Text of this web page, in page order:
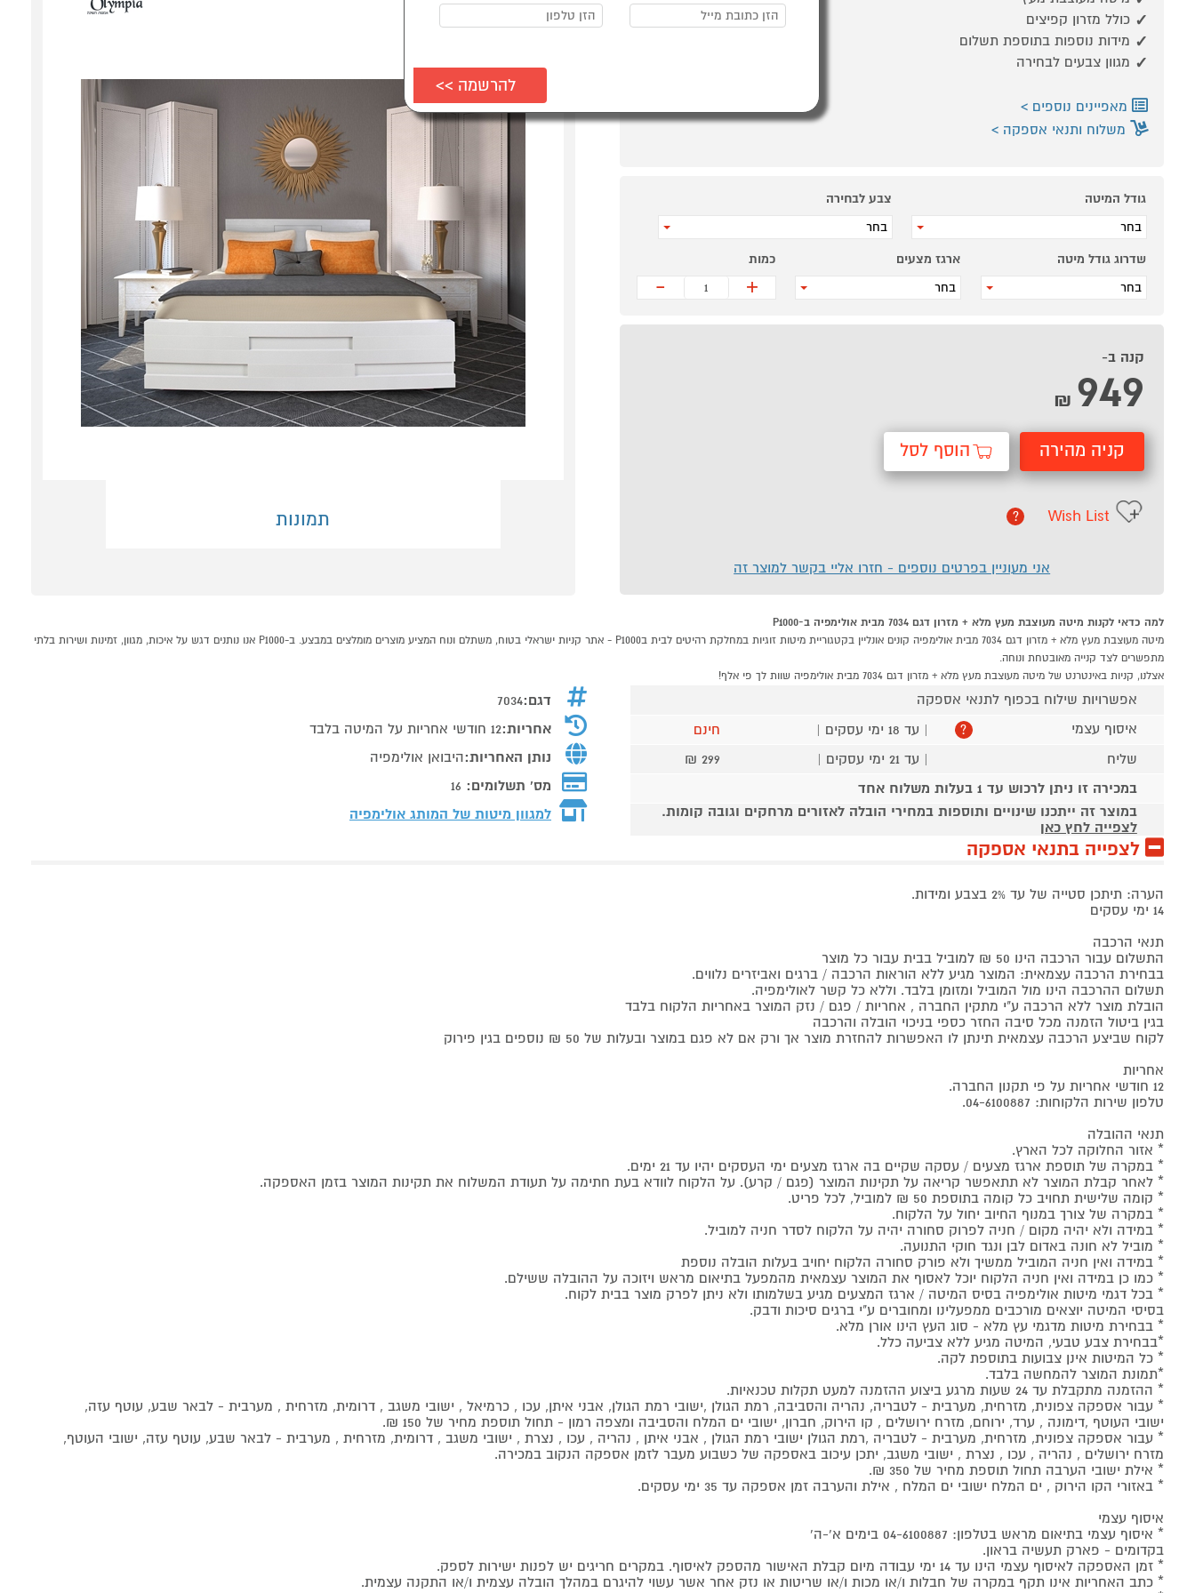
תמונות
כולל מזרון קפיצים
מידות נוספות בתוספת תשלום
מגוון צבעים לבחירה
מאפיינים נוספים
משלוח ותנאי אספקה
גודל המיטה
בחר
צבע לבחירה
בחר
שדרוג גודל מיטה
בחר
ארגז מצעים
בחר
כמות
+
-
קנה ב-
949
₪
קניה מהירה הוסף לסל
Wish List
?
אני מעוניין בפרטים נוספים - חזרו אליי בקשר למוצר זה
למה כדאי לקנות מיטה מעוצבת מעץ מלא + מזרון דגם 7034 מבית אולימפיה ב-P1000
מיטה מעוצבת מעץ מלא + מזרון דגם 7034 מבית אולימפיה קונים אונליין בקטגוריית מיטות זוגיות במחלקת רהיטים לבית בP1000 - אתר קניות ישראלי בטוח, משתלם ונוח המציע מוצרים מומלצים במבצע. ב-P1000 אנו נותנים דגש על איכות, מגוון, זמינות ושירות בלתי
מתפשרים לצד קנייה מאובטחת ונוחה.
אצלנו, קניות באינטרנט של מיטה מעוצבת מעץ מלא + מזרון דגם 7034 מבית אולימפיה שוות לך פי אלף!
אפשרויות שילוח בכפוף לתנאי אספקה
איסוף עצמי
? | עד 18 ימי עסקים |
חינם
שליח
| עד 21 ימי עסקים |
299 ₪
במכירה זו ניתן לרכוש עד 1 בעלות משלוח אחד
במוצר זה ייתכנו שינויים ותוספות במחירי הובלה לאזורים מרחקים וגובה קומות.
לצפייה לחץ כאן
דגם:7034
אחריות:12 חודשי אחריות על המיטה בלבד
נותן האחריות:היבואן אולימפיה
מס' תשלומים: 16
למגוון מיטות של המותג אולימפיה
לצפייה בתנאי אספקה
הערה: תיתכן סטייה של עד 2% בצבע ומידות.
14 ימי עסקים
תנאי הרכבה
התשלום עבור הרכבה הינו 50 ₪ למוביל בבית עבור כל מוצר
בבחירת הרכבה עצמאית: המוצר מגיע ללא הוראות הרכבה / ברגים ואביזרים נלווים.
תשלום ההרכבה הינו מול המוביל ומזומן בלבד. וללא כל קשר לאולימפיה.
הובלת מוצר ללא הרכבה ע"י מתקין החברה , אחריות / פגם / נזק המוצר באחריות הלקוח בלבד
בגין ביטול הזמנה מכל סיבה החזר כספי בניכוי הובלה והרכבה
לקוח שביצע הרכבה עצמאית תינתן לו האפשרות להחזרת מוצר אך ורק אם לא פגם במוצר ובעלות של 50 ₪ נוספים בגין פירוק
אחריות
12 חודשי אחריות על פי תקנון החברה.
טלפון שירות הלקוחות: 04-6100887.
תנאי ההובלה
* אזור החלוקה לכל הארץ.
* במקרה של תוספת ארגז מצעים / עסקה שקיים בה ארגז מצעים ימי העסקים יהיו עד 21 ימים.
* לאחר קבלת המוצר לא תתאפשר קריאה על תקינות המוצר (פגם / קרע). על הלקוח לוודא בעת חתימה על תעודת המשלוח את תקינות המוצר בזמן האספקה.
* קומה שלישית תחויב כל קומה בתוספת 50 ₪ למוביל, לכל פריט.
* במקרה של צורך במנוף החיוב יחול על הלקוח.
* במידה ולא יהיה מקום / חניה לפרוק סחורה יהיה על הלקוח לסדר חניה למוביל.
* מוביל לא חונה באדום לבן ונגד חוקי התנועה.
* במידה ואין חניה המוביל ממשיך ולא פורק סחורה הלקוח יחויב בעלות הובלה נוספת
* כמו כן במידה ואין חניה הלקוח יוכל לאסוף את המוצר עצמאית מהמפעל בתיאום מראש ויזוכה על ההובלה ששילם.
* בכל דגמי מיטות אולימפיה בסיס המיטה / ארגז המצעים מגיע בשלמותו ולא ניתן לפרק מוצר בבית לקוח.
בסיסי המיטה יוצאים מורכבים ממפעלינו ומחוברים ע"י ברגים סיכות ודבק.
* בבחירת מיטות מדגמי עץ מלא - סוג העץ הינו אורן מלא.
*בבחירת צבע טבעי, המיטה מגיע ללא צביעה כלל.
* כל המיטות אינן צבועות בתוספת לקה.
*תמונת המוצר להמחשה בלבד.
* ההזמנה מתקבלת עד 24 שעות מרגע ביצוע ההזמנה למעט תקלות טכנאיות.
* עבור אספקה צפונית, מזרחית, מערבית - לטבריה, נהריה והסביבה, רמת הגולן ,ישובי רמת הגולן, אבני איתן, עכו , כרמיאל , ישובי משגב , דרומית, מזרחית , מערבית - לבאר שבע, עוטף עזה,
ישובי העוטף ,דימונה , ערד, ירוחם, מזרח ירושלים , קו הירוק, חברון, ישובי ים המלח והסביבה ומצפה רמון - תחול תוספת מחיר של 150 ₪.
* עבור אספקה צפונית, מזרחית, מערבית - לטבריה ,רמת הגולן ישובי רמת הגולן , אבני איתן , נהריה , עכו , נצרת , ישובי משגב , דרומית, מזרחית , מערבית - לבאר שבע, עוטף עזה, ישובי העוטף,
מזרח ירושלים , נהריה , עכו , נצרת , ישובי משגב, יתכן עיכוב באספקה של כשבוע מעבר לזמן אספקה הנקוב במכירה.
* אילת ישובי הערבה תחול תוספת מחיר של 350 ₪.
* באזורי הקו הירוק , ים המלח ישובי ים המלח , אילת והערבה זמן אספקה עד 35 ימי עסקים.
איסוף עצמי
* איסוף עצמי בתיאום מראש בטלפון: 04-6100887 בימים א'-ה'
בקדומים - פארק תעשיה בראון.
* זמן האספקה לאיסוף עצמי הינו עד 14 ימי עבודה מיום קבלת האישור מהספק לאיסוף. במקרים חריגים יש לפנות ישירות לספק.
* כתב האחריות אינו תקף במקרה של חבלות ו/או מכות ו/או שריטות או נזק אחר אשר עשוי להיגרם במהלך הובלה עצמית ו/או התקנה עצמית.